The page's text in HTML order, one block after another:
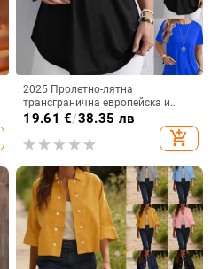
2025 Пролетно-лятна
трансгранична европейска и
американска Amazon Wish Export
Нова пролетно-лятна тениска с
чист цвят и елегантни копчета за
19.61 €/38.35 лв
add_shopping_cart